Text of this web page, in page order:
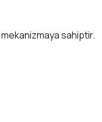
mekanizmaya sahiptir.